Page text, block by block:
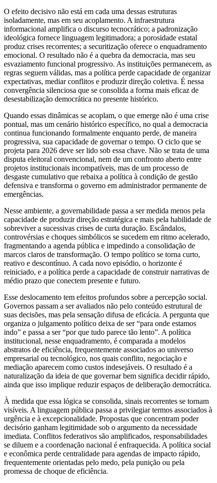
O efeito decisivo não está em cada uma dessas estruturas
isoladamente, mas em seu acoplamento. A infraestrutura
informacional amplifica o discurso tecnocrático; a padronização
ideológica fornece linguagem legitimadora; a porosidade estatal
produz crises recorrentes; a securitização oferece o enquadramento
emocional. O resultado não é a quebra da democracia, mas seu
esvaziamento funcional progressivo. As instituições permanecem, as
regras seguem válidas, mas a política perde capacidade de organizar
expectativas, mediar conflitos e produzir direção coletiva. É nessa
convergência silenciosa que se consolida a forma mais eficaz de
desestabilização democrática no presente histórico.
Quando essas dinâmicas se acoplam, o que emerge não é uma crise
pontual, mas um cenário histórico específico, no qual a democracia
continua funcionando formalmente enquanto perde, de maneira
progressiva, sua capacidade de governar o tempo. O ciclo que se
projeta para 2026 deve ser lido sob essa chave. Não se trata de uma
disputa eleitoral convencional, nem de um confronto aberto entre
projetos institucionais incompatíveis, mas de um processo de
desgaste cumulativo que rebaixa a política à condição de gestão
defensiva e transforma o governo em administrador permanente de
emergências.
Nesse ambiente, a governabilidade passa a ser medida menos pela
capacidade de produzir direção estratégica e mais pela habilidade de
sobreviver a sucessivas crises de curta duração. Escândalos,
controvérsias e choques simbólicos se sucedem em ritmo acelerado,
fragmentando a agenda pública e impedindo a consolidação de
marcos claros de transformação. O tempo político se torna curto,
reativo e descontínuo. A cada novo episódio, o horizonte é
reiniciado, e a política perde a capacidade de construir narrativas de
médio prazo que conectem presente e futuro.
Esse deslocamento tem efeitos profundos sobre a percepção social.
Governos passam a ser avaliados não pelo conteúdo estrutural de
suas decisões, mas pela sensação difusa de eficácia. A pergunta que
organiza o julgamento político deixa de ser “para onde estamos
indo” e passa a ser “por que tudo parece tão lento”. A política
institucional, nesse enquadramento, é comparada a modelos
abstratos de eficiência, frequentemente associados ao universo
empresarial ou tecnológico, nos quais conflito, negociação e
mediação aparecem como custos indesejáveis. O resultado é a
naturalização da ideia de que governar bem significa decidir rápido,
ainda que isso implique reduzir espaços de deliberação democrática.
À medida que essa lógica se consolida, sinais recorrentes se tornam
visíveis. A linguagem pública passa a privilegiar termos associados à
urgência e à excepcionalidade. Propostas que concentram poder
decisório ganham legitimidade sob o argumento da necessidade
imediata. Conflitos federativos são amplificados, responsabilidades
se diluem e a coordenação nacional é enfraquecida. A política social
e econômica perde centralidade para agendas de impacto rápido,
frequentemente orientadas pelo medo, pela punição ou pela
promessa de choque de eficiência.